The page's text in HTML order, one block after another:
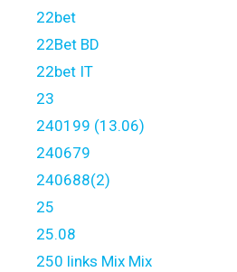
22bet
22Bet BD
22bet IT
23
240199 (13.06)
240679
240688(2)
25
25.08
250 links Mix Mix